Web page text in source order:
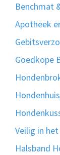
Benchmat
Apotheek
Goedkope
Veilig in
Halsband